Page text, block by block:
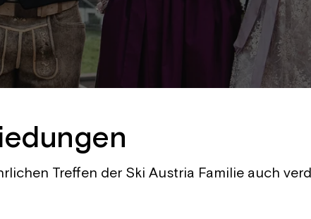
Treffen der Ski Austria Familie auch